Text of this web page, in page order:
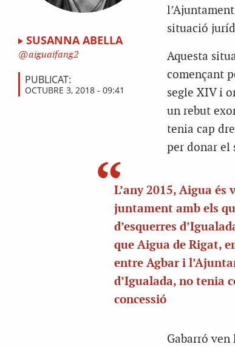
SUSANNA ABELLA
aiguaifang2
PUBLICAT:
OCTUBRE 3, 2018 - 09:41
situació
Aquesta
començant
segle XIV i
un rebut
tenia cap
per donar el
L’any 2015, Aigua és
juntament amb els
d’esquerres
que Aigua de Rigat,
entre Agbar i
d’Igualada, no tenia
concessió
Gabarró